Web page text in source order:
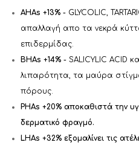
AHAs +13% - GLYCOLIC,
απαλλαγή απο τα νεκρά
επιδερμίδας.
BHAs +14% -SALICYLIC ACID
λιπαρότητα, τα μαύρα
πόρους.
PHAs +20% αποκαθιστά την
δερματικό φραγμό.
LHAs +32% εξομαλίνει τις